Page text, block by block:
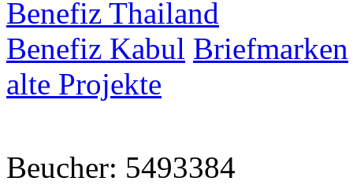
Benefiz Thailand
Benefiz Kabul Briefmarken
alte Projekte
Beucher: 5493384